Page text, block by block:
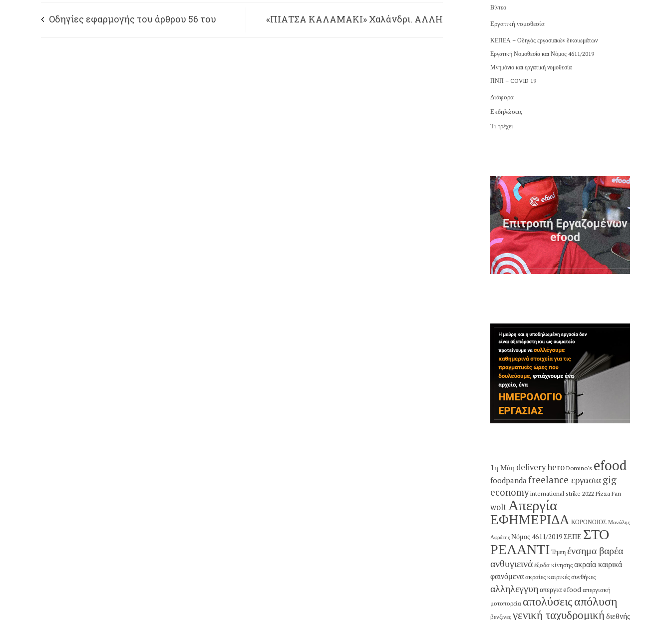
Οδηγίες εφαρμογής του άρθρου 56 του «ΠΙΑΤΣΑ ΚΑΛΑΜΑΚΙ» Χαλάνδρι. ΑΛΛΗ
Βίντεο
Εργατική νομοθεσία
ΚΕΠΕΑ – Οδηγός εργασιακών δικαιωμάτων
Εργατική Νομοθεσία και Νόμος 4611/2019
Μνημόνιο και εργατική νομοθεσία
ΠΝΠ – COVID 19
Διάφορα
Εκδηλώσεις
Τι τρέχει
1η Μάη delivery hero Domino's efood
foodpanda freelance εργασιαgig
economy international strike 2022 Pizza Fan
woltΑπεργία
ΕΦΗΜΕΡΙΔΑ ΚΟΡΟΝΟΙΟΣ Μανώλης
Αφράτης Νόμος 4611/2019ΣΕΠΕ ΣΤΟ
ΡΕΛΑΝΤΙ Τέμπη ένσημα βαρέα
ανθυγιεινάέξοδα κίνησηςακραία καιρικά
φαινόμεναακραίες καιρικές συνθήκες
αλληλεγγυη απεργια efoodαπεργιακή
μοτοπορεία απολύσειςαπόλυση
βενζινεςγενική ταχυδρομική διεθνής